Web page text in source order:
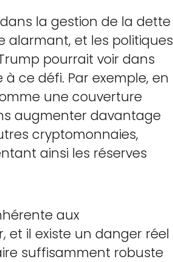
la gestion de la dette
alarmant, et les politiques
pourrait voir dans
ce défi. Par exemple, en
une couverture
augmenter davantage
cryptomonnaies,
ainsi les réserves
aux
et il existe un danger réel
suffisamment robuste